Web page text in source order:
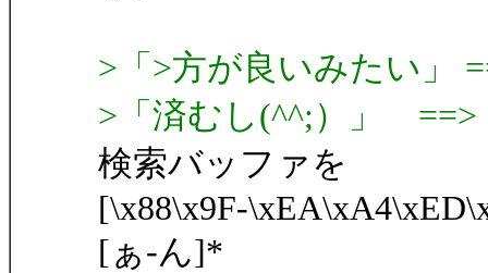
>「>方が良いみたい」
>「済むし(^^;）」 ==>
検索バッファを
[\x88\x9F-
[ぁ-ん]*